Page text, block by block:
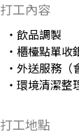
打工內容
・飲品調製
・櫃檯點單收
・外送服務（
・環境清潔整
打工地點